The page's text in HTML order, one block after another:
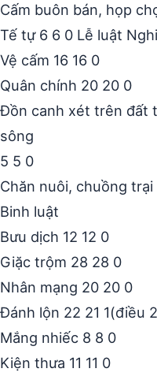
Cấm buôn bán, họp
Tế tự 6 6 0 Lễ luật
Vệ cấm 16 16 0
Quân chính 20 20 0
Đồn canh xét trên đất
sông
5 5 0
Chăn nuôi, chuồng trại
Binh luật
Bưu dịch 12 12 0
Giặc trộm 28 28 0
Nhân mạng 20 20 0
Đánh lộn 22 21 1(điều
Mắng nhiếc 8 8 0
Kiện thưa 11 11 0